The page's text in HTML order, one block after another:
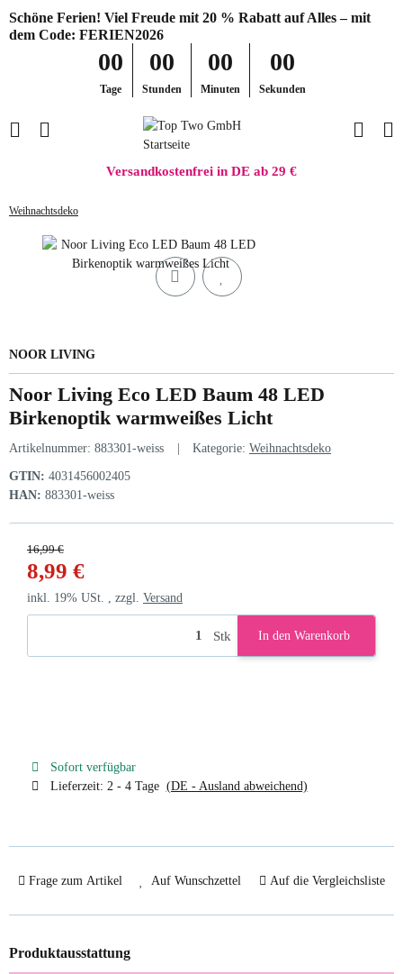
Schöne Ferien! Viel Freude mit 20 % Rabatt auf Alles – mit
dem Code: FERIEN2026
00
Tage
00
Stunden
00
Minuten
00
Sekunden
Versandkostenfrei in DE ab 29 €
Weihnachtsdeko
NOOR LIVING
Noor Living Eco LED Baum 48 LED
Birkenoptik warmweißes Licht
Artikelnummer: 883301-weiss Kategorie: Weihnachtsdeko
GTIN: 4031456002405
HAN: 883301-weiss
16,99 €
8,99 €
inkl. 19% USt. , zzgl. Versand
Stk In den Warenkorb
Sofort verfügbar
Lieferzeit: 2 - 4 Tage (DE - Ausland abweichend)
Frage zum Artikel Auf Wunschzettel Auf die Vergleichsliste
Produktausstattung